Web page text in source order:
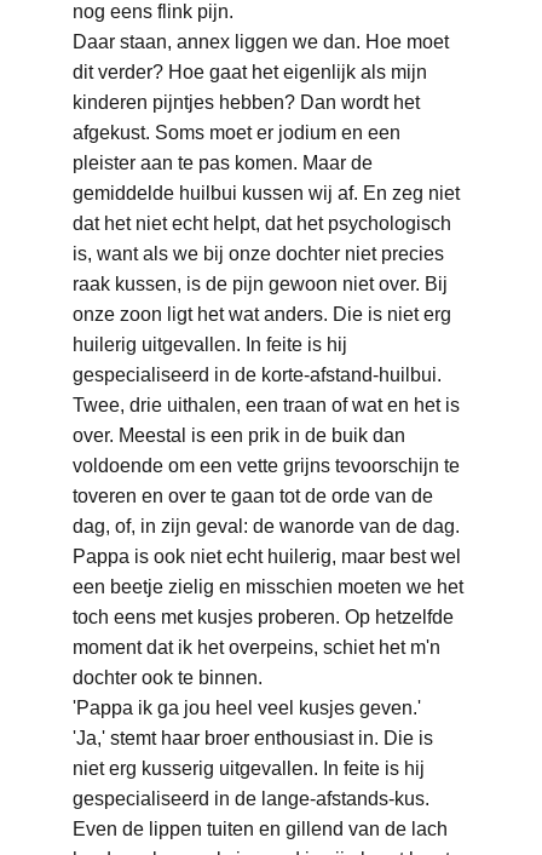
nog eens flink pijn.
Daar staan, annex liggen we dan. Hoe moet
dit verder? Hoe gaat het eigenlijk als mijn
kinderen pijntjes hebben? Dan wordt het
afgekust. Soms moet er jodium en een
pleister aan te pas komen. Maar de
gemiddelde huilbui kussen wij af. En zeg niet
dat het niet echt helpt, dat het psychologisch
is, want als we bij onze dochter niet precies
raak kussen, is de pijn gewoon niet over. Bij
onze zoon ligt het wat anders. Die is niet erg
huilerig uitgevallen. In feite is hij
gespecialiseerd in de korte-afstand-huilbui.
Twee, drie uithalen, een traan of wat en het is
over. Meestal is een prik in de buik dan
voldoende om een vette grijns tevoorschijn te
toveren en over te gaan tot de orde van de
dag, of, in zijn geval: de wanorde van de dag.
Pappa is ook niet echt huilerig, maar best wel
een beetje zielig en misschien moeten we het
toch eens met kusjes proberen. Op hetzelfde
moment dat ik het overpeins, schiet het m'n
dochter ook te binnen.
'Pappa ik ga jou heel veel kusjes geven.'
'Ja,' stemt haar broer enthousiast in. Die is
niet erg kusserig uitgevallen. In feite is hij
gespecialiseerd in de lange-afstands-kus.
Even de lippen tuiten en gillend van de lach